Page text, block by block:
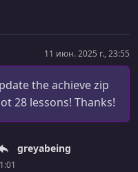
11 июн. 2025 г., 23:55
the achieve zip
28 lessons! Thanks!
greyabeing